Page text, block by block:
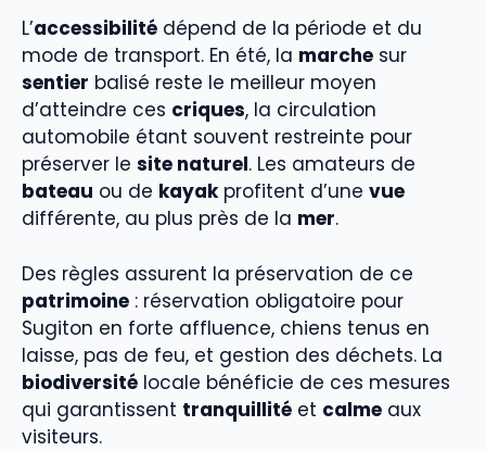
L’accessibilité dépend de la période et du
mode de transport. En été, la marche sur
sentier balisé reste le meilleur moyen
d’atteindre ces criques, la circulation
automobile étant souvent restreinte pour
préserver le site naturel. Les amateurs de
bateau ou de kayakprofitent d’une vue
différente, au plus près de la mer.
Des règles assurent la préservation de ce
patrimoine : réservation obligatoire pour
Sugiton en forte affluence, chiens tenus en
laisse, pas de feu, et gestion des déchets. La
biodiversité locale bénéficie de ces mesures
qui garantissent tranquillité et calme aux
visiteurs.